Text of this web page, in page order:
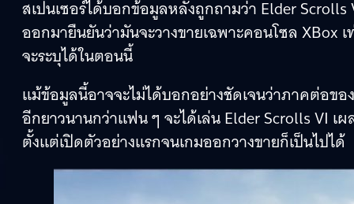
สเปนเซอร์ได้บอกข้อมูลหลังถูกถามว่า Elder Scrolls
ออกมายืนยันว่ามันจะวางขายเฉพาะคอนโซล XBox
จะระบุได้ในตอนนี้
แม้ข้อมูลนี้อาจจะไม่ได้บอกอย่างชัดเจนว่าภาคต่อข
อีกยาวนานกว่าแฟน ๆ จะได้เล่น Elder Scrolls VI
ตั้งแต่เปิดตัวอย่างแรกจนเกมออกวางขายก็เป็นไปได้